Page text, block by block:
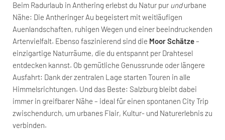
Beim Radurlaub in Anthering erlebst du Natur pur undurbane
Nähe: Die Antheringer Au begeistert mit weitläufigen
Auenlandschaften, ruhigen Wegen und einer beeindruckenden
Artenvielfalt. Ebenso faszinierend sind die Moor Schätze–
einzigartige Naturräume, die du entspannt per Drahtesel
entdecken kannst. Ob gemütliche Genussrunde oder längere
Ausfahrt: Dank der zentralen Lage starten Touren in alle
Himmelsrichtungen. Und das Beste: Salzburg bleibt dabei
immer in greifbarer Nähe – ideal für einen spontanen City Trip
zwischendurch, um urbanes Flair, Kultur- und Naturerlebnis zu
verbinden.